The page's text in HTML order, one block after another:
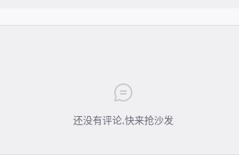
还没有评论,快来抢沙发